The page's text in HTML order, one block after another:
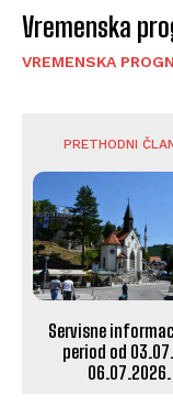
Vremenska
VREMENSKA
PRETHODNI
Servisne
period od
06.07.2026.